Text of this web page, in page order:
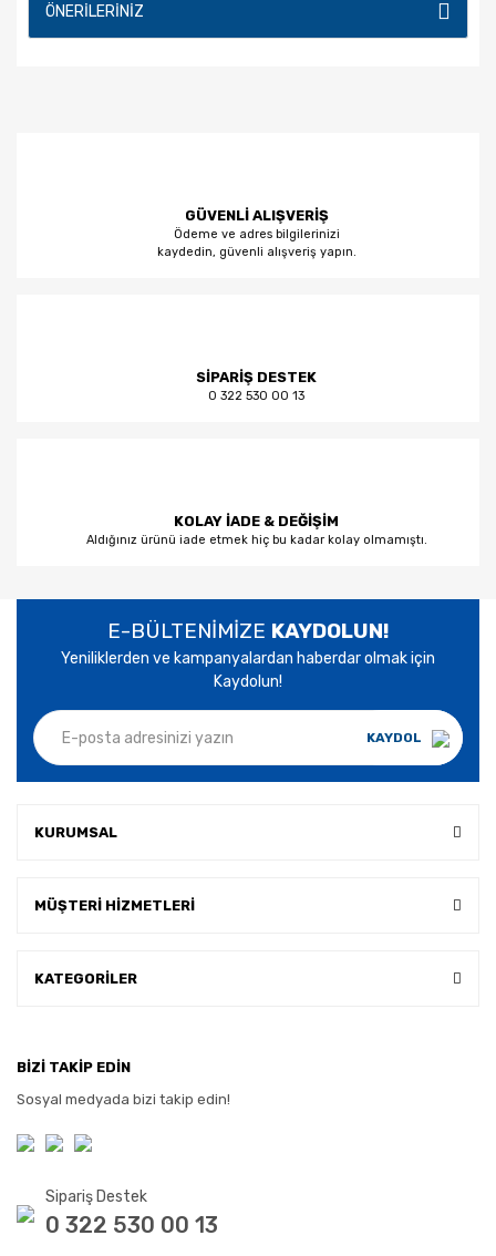
ÖNERILERINIZ
GÜVENLİ ALIŞVERİŞ
Ödeme ve adres bilgilerinizi
kaydedin, güvenli alışveriş yapın.
SİPARİŞ DESTEK
0 322 530 00 13
KOLAY İADE & DEĞİŞİM
Aldığınız ürünü iade etmek hiç bu kadar kolay olmamıştı.
E-BÜLTENİMİZE KAYDOLUN!
Yeniliklerden ve kampanyalardan haberdar olmak için
Kaydolun!
KAYDOL
KURUMSAL
MÜŞTERİ HİZMETLERİ
KATEGORİLER
BİZİ TAKİP EDİN
Sosyal medyada bizi takip edin!
Sipariş Destek
0 322 530 00 13